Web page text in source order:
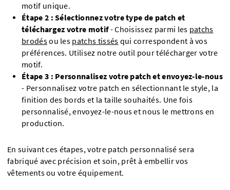
motif unique.
Étape 2 : Sélectionnez votre type de patch et
téléchargez votre motif- Choisissez parmi les patchs
brodésou les patchs tissés qui correspondent à vos
préférences. Utilisez notre outil pour télécharger votre
motif.
Étape 3 : Personnalisez votre patch et envoyez-le-nous
- Personnalisez votre patch en sélectionnant le style, la
finition des bords et la taille souhaités. Une fois
personnalisé, envoyez-le-nous et nous le mettrons en
production.
En suivant ces étapes, votre patch personnalisé sera
fabriqué avec précision et soin, prêt à embellir vos
vêtements ou votre équipement.